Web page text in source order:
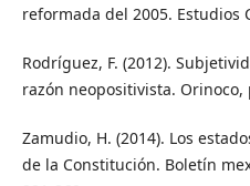
reformada del 2005. Estudios
Rodríguez, F. (2012).
razón neopositivista.
Zamudio, H. (2014). Los
de la Constitución. Boletín